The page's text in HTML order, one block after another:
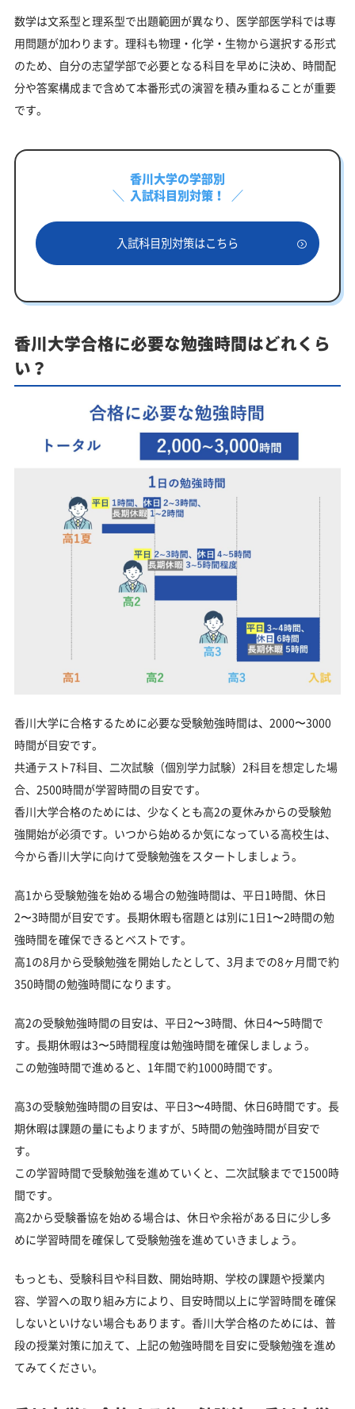
数学は文系型と理系型で出題範囲が異なり、医学部医学科では専
用問題が加わります。理科も物理・化学・生物から選択する形式
のため、自分の志望学部で必要となる科目を早めに決め、時間配
分や答案構成まで含めて本番形式の演習を積み重ねることが重要
です。
香川大学の学部別
入試科目別対策！
入試科目別対策はこちら
香川大学合格に必要な勉強時間はどれくら
い？
香川大学に合格するために必要な受験勉強時間は、2000〜3000
時間が目安です。
共通テスト7科目、二次試験（個別学力試験）2科目を想定した場
合、2500時間が学習時間の目安です。
香川大学合格のためには、少なくとも高2の夏休みからの受験勉
強開始が必須です。いつから始めるか気になっている高校生は、
今から香川大学に向けて受験勉強をスタートしましょう。
高1から受験勉強を始める場合の勉強時間は、平日1時間、休日
2〜3時間が目安です。長期休暇も宿題とは別に1日1〜2時間の勉
強時間を確保できるとベストです。
高1の8月から受験勉強を開始したとして、3月までの8ヶ月間で約
350時間の勉強時間になります。
高2の受験勉強時間の目安は、平日2〜3時間、休日4〜5時間で
す。長期休暇は3〜5時間程度は勉強時間を確保しましょう。
この勉強時間で進めると、1年間で約1000時間です。
高3の受験勉強時間の目安は、平日3〜4時間、休日6時間です。長
期休暇は課題の量にもよりますが、5時間の勉強時間が目安で
す。
この学習時間で受験勉強を進めていくと、二次試験までで1500時
間です。
高2から受験番協を始める場合は、休日や余裕がある日に少し多
めに学習時間を確保して受験勉強を進めていきましょう。
もっとも、受験科目や科目数、開始時期、学校の課題や授業内
容、学習への取り組み方により、目安時間以上に学習時間を確保
しないといけない場合もあります。香川大学合格のためには、普
段の授業対策に加えて、上記の勉強時間を目安に受験勉強を進め
てみてください。